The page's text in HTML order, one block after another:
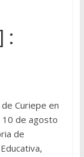
:
Curiepe en
10 de agosto
de